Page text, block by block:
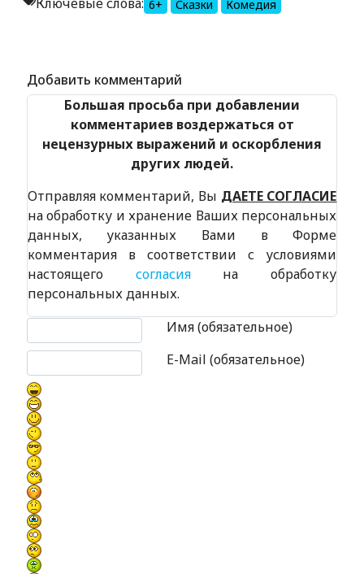
6+ Сказки Комедия
Добавить комментарий
Большая просьба при добавлении
комментариев воздержаться от
нецензурных выражений и оскорбления
других людей.
Отправляя комментарий, Вы ДАЕТЕ СОГЛАСИЕ
на обработку и хранение Ваших персональных
данных, указанных Вами в Форме
комментария в соответствии с условиями
настоящего согласияна обработку
персональных данных.
Имя (обязательное)
E-Mail (обязательное)
Текст комментария